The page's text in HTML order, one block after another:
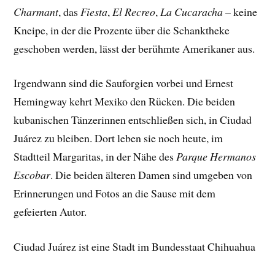
Charmant, das Fiesta, El Recreo, La Cucaracha– keine
Kneipe, in der die Prozente über die Schanktheke
geschoben werden, lässt der berühmte Amerikaner aus.
Irgendwann sind die Sauforgien vorbei und Ernest
Hemingway kehrt Mexiko den Rücken. Die beiden
kubanischen Tänzerinnen entschließen sich, in Ciudad
Juárez zu bleiben. Dort leben sie noch heute, im
Stadtteil Margaritas, in der Nähe desParque Hermanos
Escobar. Die beiden älteren Damen sind umgeben von
Erinnerungen und Fotos an die Sause mit dem
gefeierten Autor.
Ciudad Juárez ist eine Stadt im Bundesstaat Chihuahua